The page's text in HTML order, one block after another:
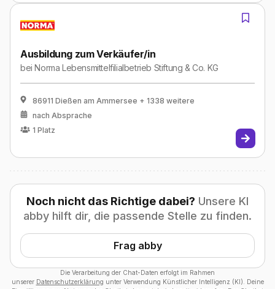
Ausbildung zum Verkäufer/in
beiNorma Lebensmittelfilialbetrieb Stiftung & Co. KG
86911 Dießen am Ammersee + 1338 weitere
nach Absprache
1 Platz
Noch nicht das Richtige dabei? Unsere KI
abby hilft dir, die passende Stelle zu finden.
Frag abby
Die Verarbeitung der Chat-Daten erfolgt im Rahmen
unserer Datenschutzerklärung unter Verwendung Künstlicher Intelligenz (KI). Deine